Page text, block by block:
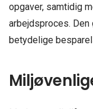
opgaver, samtidig
arbejdsproces.
betydelige